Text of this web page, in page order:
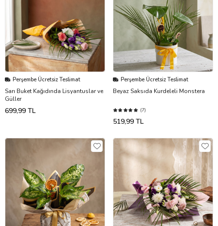
Perşembe Ücretsiz Teslimat
Sarı Buket Kağıdında Lisyantuslar ve
Güller
699,99 TL
Perşembe Ücretsiz Teslimat
Beyaz Saksıda Kurdeleli Monstera
(7)
519,99 TL